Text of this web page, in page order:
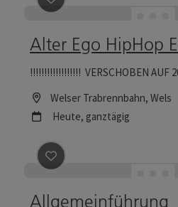
Alter Ego HipHop
!!!!!!!!!!!!!!!!!! VERSCHOBEN AUF
Location
Welser Trabrennbahn, Wels
Nächster Termin
Heute, ganztägig
Beitrag merken
Allgemeinführung